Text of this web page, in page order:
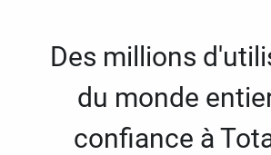
Des millions
du monde
confiance à